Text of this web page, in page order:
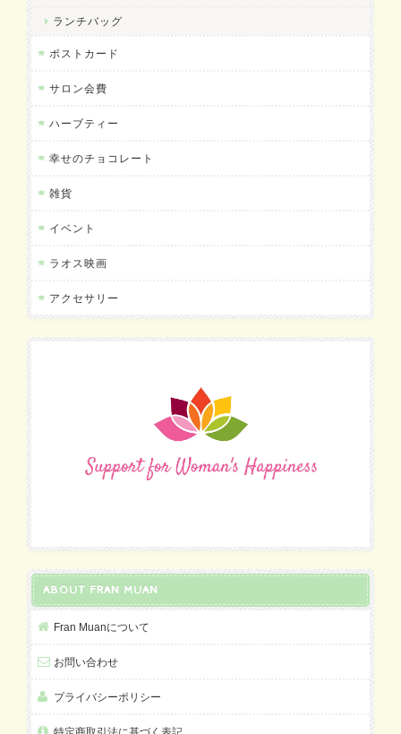
ランチバッグ
ポストカード
サロン会費
ハーブティー
幸せのチョコレート
雑貨
イベント
ラオス映画
アクセサリー
ABOUT FRAN MUAN
Fran Muanについて
お問い合わせ
プライバシーポリシー
特定商取引法に基づく表記